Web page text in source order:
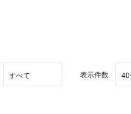
表示件数